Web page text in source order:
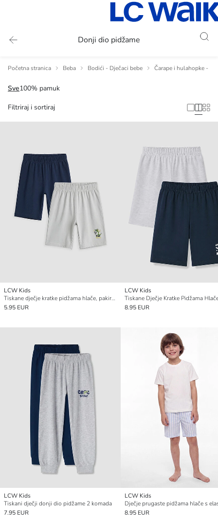
Donji dio pidžame
Početna stranica Beba Bodići - Dječaci bebe Čarape i hulahopke -
Sve100% pamuk
Filtriraj i sortiraj
LCW Kids
Tiskane dječje kratke pidžama hlače, pakiranje od 2 komada
5.95 EUR
LCW Kids
8.95 EUR
LCW Kids
Tiskani dječji donji dio pidžame 2 komada
7.95 EUR
LCW Kids
8.95 EUR